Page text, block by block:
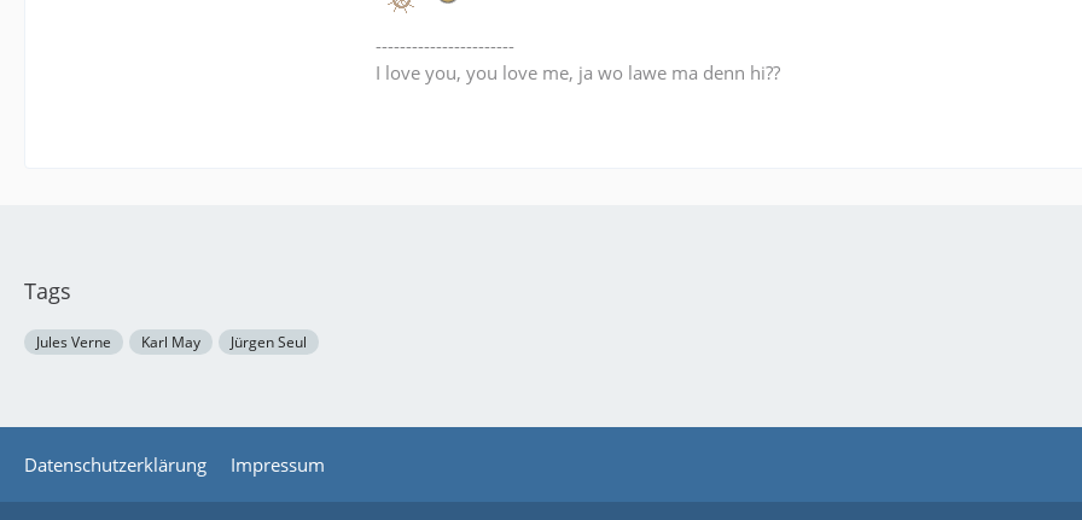
-----------------------
I love you, you love me, ja wo lawe ma denn hi??
Tags
Jules Verne Karl May Jürgen Seul
Datenschutzerklärung Impressum